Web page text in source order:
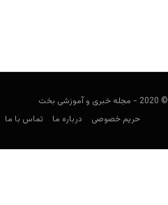
© 2020 - مجله خبری و آموزشی بخت
حریم خصوصی
درباره ما تماس با ما